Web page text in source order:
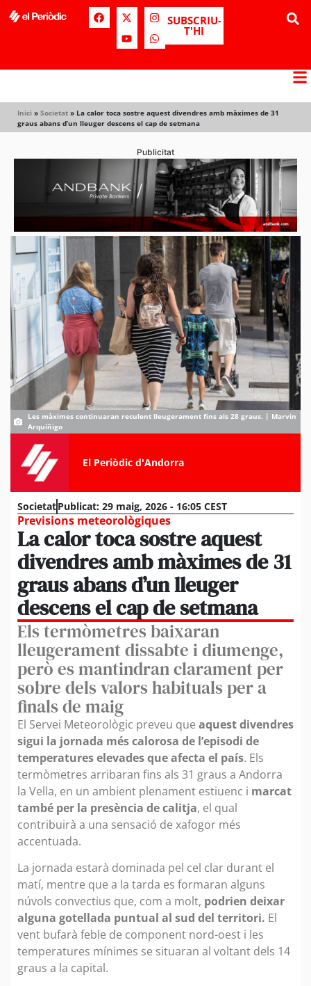
SUBSCRIU-
T'HI
Inici » Societat » La calor toca sostre aquest divendres amb màximes de 31
graus abans d’un lleuger descens el cap de setmana
Publicitat
Les màximes continuaran reculent lleugerament fins als 28 graus. | Marvin
Arquíñigo
El Periòdic d'Andorra
SocietatPublicat: 29 maig, 2026 - 16:05 CEST
Previsions meteorològiques
La calor toca sostre aquest
divendres amb màximes de 31
graus abans d’un lleuger
descens el cap de setmana
Els termòmetres baixaran
lleugerament dissabte i diumenge,
però es mantindran clarament per
sobre dels valors habituals per a
finals de maig
El Servei Meteorològic preveu que aquest divendres
sigui la jornada més calorosa de l’episodi de
temperatures elevades que afecta el país. Els
termòmetres arribaran fins als 31 graus a Andorra
la Vella, en un ambient plenament estiuenc i marcat
també per la presència de calitja, el qual
contribuirà a una sensació de xafogor més
accentuada.
La jornada estarà dominada pel cel clar durant el
matí, mentre que a la tarda es formaran alguns
núvols convectius que, com a molt, podrien deixar
alguna gotellada puntual al sud del territori. El
vent bufarà feble de component nord-oest i les
temperatures mínimes se situaran al voltant dels 14
graus a la capital.